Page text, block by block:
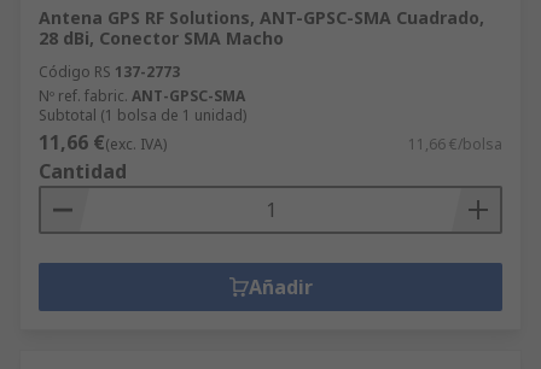
Antena GPS RF Solutions, ANT-GPSC-SMA Cuadrado,
28 dBi, Conector SMA Macho
Código RS 137-2773
Nº ref. fabric. ANT-GPSC-SMA
Subtotal (1 bolsa de 1 unidad)
11,66 €(exc. IVA) 11,66 €/bolsa
Cantidad
Añadir